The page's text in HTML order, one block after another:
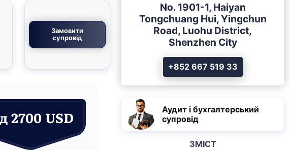
Замовити
супровід
2700 USD
No. 1901-1, Haiyan
Tongchuang Hui, Yingchun
Road, Luohu District,
Shenzhen City
+852 667 519 33
Аудит і бухгалтерський
супровід
ЗМІСТ